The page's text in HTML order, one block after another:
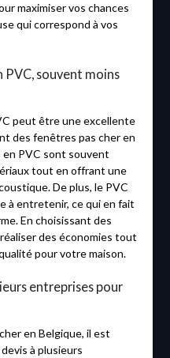
maximiser vos chances
qui correspond à vos
souvent moins
peut être une excellente
des fenêtres pas cher en
PVC sont souvent
tout en offrant une
De plus, le PVC
à entretenir, ce qui en fait
En choisissant des
des économies tout
pour votre maison.
entreprises pour
en Belgique, il est
à plusieurs